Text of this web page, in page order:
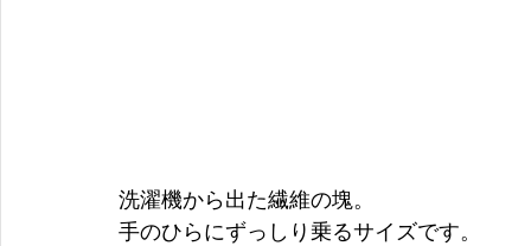
洗濯機から出た繊維の塊。
手のひらにずっしり乗るサイズです。